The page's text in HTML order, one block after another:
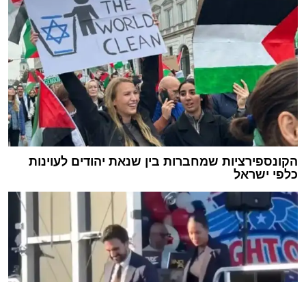
הקונספירציות שמחברות בין שנאת יהודים לעוינות
כלפי ישראל